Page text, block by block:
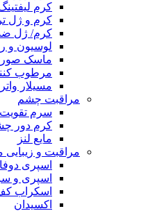
کرم
کرم و ژل
کرم/ ژل
لوسیون و
ماسک
مرطوب
مسیلار واتر
مراقبت چشم
سرم تقویت
کرم دور
مایع لنز
مراقبت و زیبایی
اسپری
اسپری و
اسکراب
اکسیدان